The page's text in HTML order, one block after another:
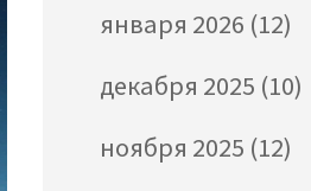
января 2026 (12)
декабря 2025 (10)
ноября 2025 (12)